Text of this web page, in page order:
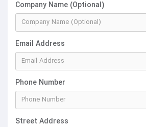
Company Name (Optional)
Email Address
Phone Number
Street Address